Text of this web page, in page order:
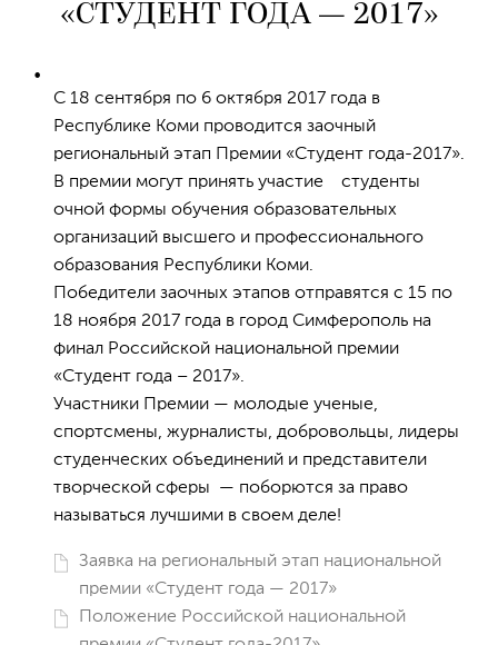
«СТУДЕНТ ГОДА — 2017»
С 18 сентября по 6 октября 2017 года в
Республике Коми проводится заочный
региональный этап Премии «Студент года-2017».
В премии могут принять участие студенты
очной формы обучения образовательных
организаций высшего и профессионального
образования Республики Коми.
Победители заочных этапов отправятся с 15 по
18 ноября 2017 года в город Симферополь на
финал Российской национальной премии
«Студент года – 2017».
Участники Премии — молодые ученые,
спортсмены, журналисты, добровольцы, лидеры
студенческих объединений и представители
творческой сферы — поборются за право
называться лучшими в своем деле!
Заявка на региональный этап национальной
премии «Студент года — 2017»
Положение Российской национальной